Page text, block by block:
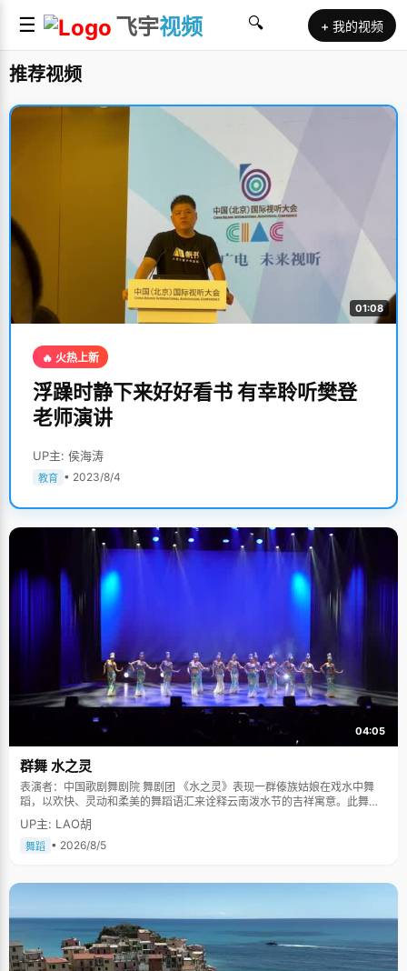
☰ 飞宇视频 🔍 + 我的视频
推荐视频
01:08
🔥 火热上新
浮躁时静下来好好看书 有幸聆听樊登
老师演讲
UP主: 侯海涛
教育 • 2023/8/4
04:05
群舞 水之灵
表演者：中国歌剧舞剧院 舞剧团 《水之灵》表现一群傣族姑娘在戏水中舞
蹈，以欢快、灵动和柔美的舞蹈语汇来诠释云南泼水节的吉祥寓意。此舞蹈
多次在中国人民大会堂及国际舞台上表演，一直得到赞誉其舞美，人美，寓
意美。。
UP主: LAO胡
舞蹈 • 2026/8/5